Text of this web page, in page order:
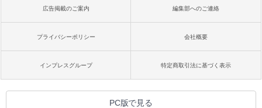
広告掲載のご案内 編集部へのご連絡
プライバシーポリシー 会社概要
インプレスグループ 特定商取引法に基づく表示
PC版で見る